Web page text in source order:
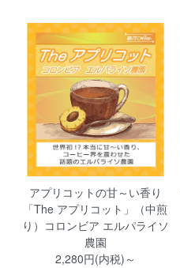
アプリコットの甘～い香り
「The アプリコット」（中煎
り）コロンビア エルパライソ
農園
2,280円(内税)～